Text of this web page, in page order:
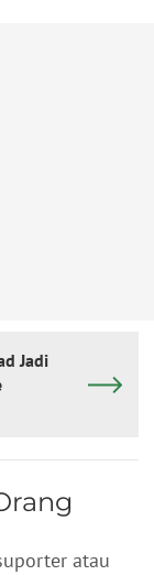
Jadi
atau